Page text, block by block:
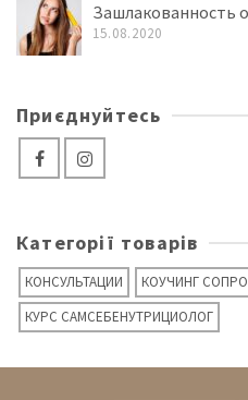
Зашлакованность
15.08.2020
Приєднуйтесь
Категорії товарів
КОНСУЛЬТАЦИИ
КОУЧИНГ
КУРС САМСЕБЕНУТРИЦИОЛОГ